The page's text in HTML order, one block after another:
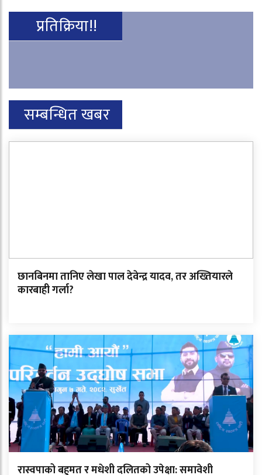
प्रतिक्रिया!!
सम्बन्धित खबर
छानबिनमा तानिए लेखा पाल देवेन्द्र यादव, तर अख्तियारले
कारबाही गर्ला?
रास्वपाको बहुमत र मधेशी दलितको उपेक्षा: समावेशी